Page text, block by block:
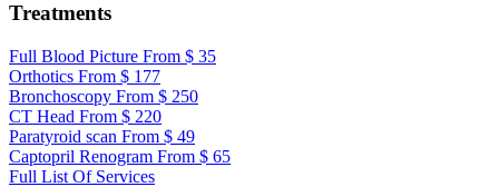
Treatments
Full Blood Picture From $ 35
Orthotics From $ 177
Bronchoscopy From $ 250
CT Head From $ 220
Paratyroid scan From $ 49
Captopril Renogram From $ 65
Full List Of Services